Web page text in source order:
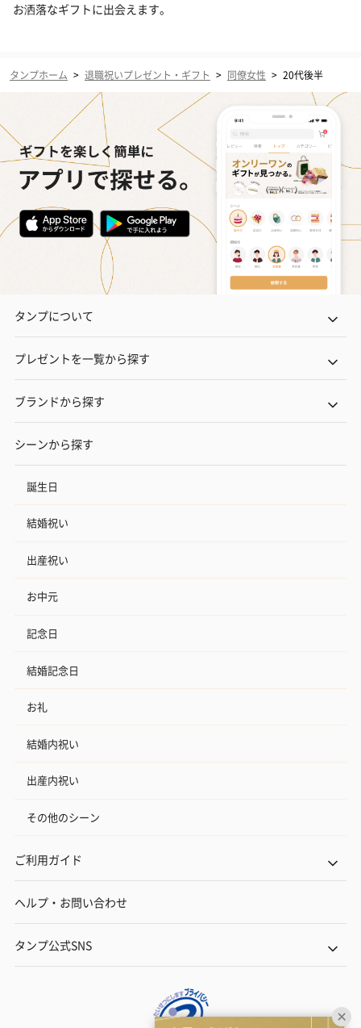
お洒落なギフトに出会えます。
タンプホーム > 退職祝いプレゼント・ギフト > 同僚女性 > 20代後半
タンプについて
プレゼントを一覧から探す
ブランドから探す
シーンから探す
誕生日
結婚祝い
出産祝い
お中元
記念日
結婚記念日
お礼
結婚内祝い
出産内祝い
その他のシーン
ご利用ガイド
ヘルプ・お問い合わせ
タンプ公式SNS